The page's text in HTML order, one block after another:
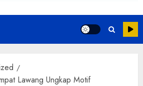
Lawang Ungkap Motif